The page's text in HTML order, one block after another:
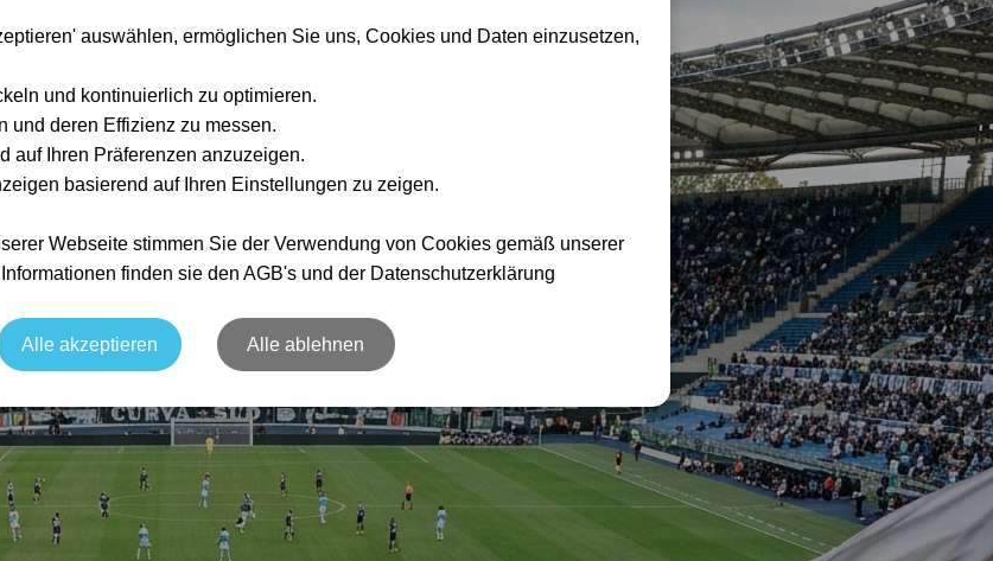
auswählen, ermöglichen Sie uns, Cookies und Daten einzusetzen,
und kontinuierlich zu optimieren.
und deren Effizienz zu messen.
auf Ihren Präferenzen anzuzeigen.
basierend auf Ihren Einstellungen zu zeigen.
Webseite stimmen Sie der Verwendung von Cookies gemäß unserer
finden sie den AGB's und der Datenschutzerklärung
Alle akzeptieren Alle ablehnen